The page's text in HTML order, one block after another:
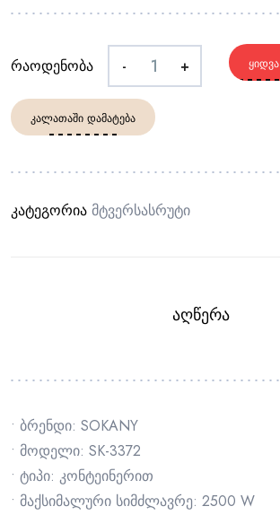
რაოდენობა - + ᲧᲘᲓᲕᲐ
ᲙᲐᲚᲐᲗᲐᲨᲘ ᲓᲐᲛᲐᲢᲔᲑᲐ
კატეგორია Მტვერსასრუტი
ᲐᲦᲬᲔᲠᲐ
• ბრენდი: SOKANY
• მოდელი: SK-3372
• ტიპი: კონტეინერით
• მაქსიმალური სიმძლავრე: 2500 W